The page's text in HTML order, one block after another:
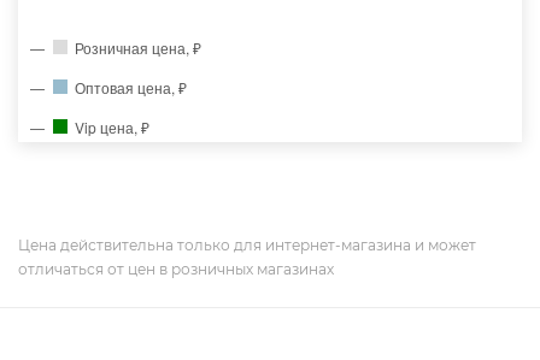
Розничная цена, ₽
Оптовая цена, ₽
Vip цена, ₽
Цена действительна только для интернет-магазина и может
отличаться от цен в розничных магазинах